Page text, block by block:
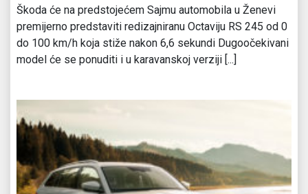
Škoda će na predstojećem Sajmu automobila u Ženevi
premijerno predstaviti redizajniranu Octaviju RS 245 od 0
do 100 km/h koja stiže nakon 6,6 sekundi Dugoočekivani
model će se ponuditi i u karavanskoj verziji [...]